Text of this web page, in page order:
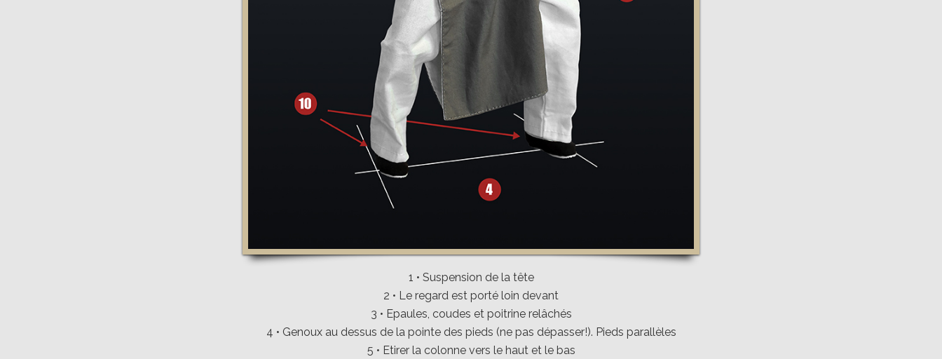
1 • Suspension de la tête
2 • Le regard est porté loin devant
3 • Epaules, coudes et poitrine relâchés
4 • Genoux au dessus de la pointe des pieds (ne pas dépasser!). Pieds parallèles
5 • Etirer la colonne vers le haut et le bas